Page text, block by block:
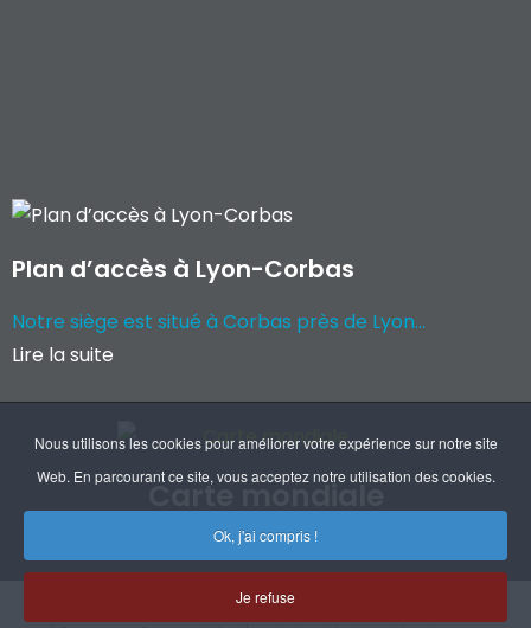
Nous utilisons les cookies pour améliorer votre expérience sur notre site
Web. En parcourant ce site, vous acceptez notre utilisation des cookies.
Ok, j'ai compris !
Je refuse
Plan d’accès à Lyon-Corbas
Notre siège est situé à Corbas près de Lyon...
Lire la suite
Carte mondiale
Coordonnées de nos filiales et agents